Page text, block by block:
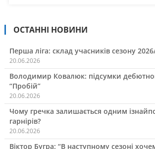
ОСТАННІ НОВИНИ
Перша ліга: склад учасників сезону
20.06.2026
Володимир Ковалюк: підсумки
“Пробій”
20.06.2026
Чому гречка залишається одним
гарнірів?
20.06.2026
Віктор Бугра: “В наступному сезоні